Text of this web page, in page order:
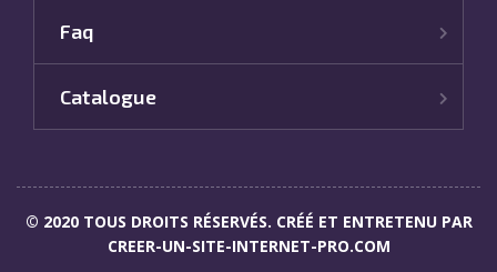
Faq
Catalogue
© 2020 TOUS DROITS RÉSERVÉS. CRÉÉ ET ENTRETENU PAR
CREER-UN-SITE-INTERNET-PRO.COM